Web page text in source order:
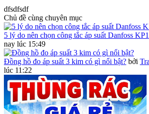
dfsdfsdf
Chủ đề cùng chuyên mục
5 lý do nên chọn công tắc áp suất Danfoss KP1
nay lúc 15:49
Đồng hồ đo áp suất 3 kim có gì nổi bật? bởi
lúc 11:22